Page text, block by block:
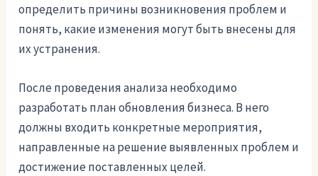
определить причины возникновения проблем и
понять, какие изменения могут быть внесены для
их устранения.
После проведения анализа необходимо
разработать план обновления бизнеса. В него
должны входить конкретные мероприятия,
направленные на решение выявленных проблем и
достижение поставленных целей.